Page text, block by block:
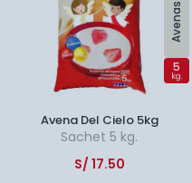
Avenas
5
kg.
Avena Del Cielo 5kg
Sachet 5 kg.
S/ 17.50